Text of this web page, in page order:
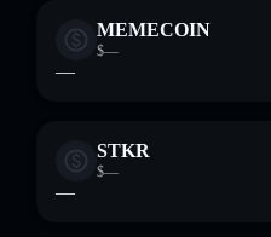
MEMECOIN
$—
—
STKR
$—
—